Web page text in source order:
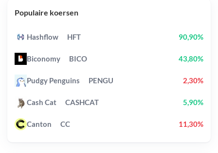
Populaire koersen
Hashflow HFT 90,90%
Biconomy BICO 43,80%
Pudgy Penguins PENGU 2,30%
Cash Cat CASHCAT 5,90%
Canton CC 11,30%